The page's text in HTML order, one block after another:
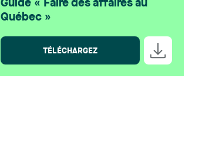
Guide « Faire des affaires au
Québec »
TÉLÉCHARGEZ